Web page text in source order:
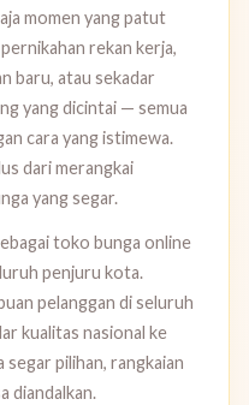
momen yang patut
rekan kerja,
baru, atau sekadar
yang dicintai — semua
cara yang istimewa.
dari merangkai
yang segar.
toko bunga online
penjuru kota.
pelanggan di seluruh
kualitas nasional ke
pilihan, rangkaian
diandalkan.